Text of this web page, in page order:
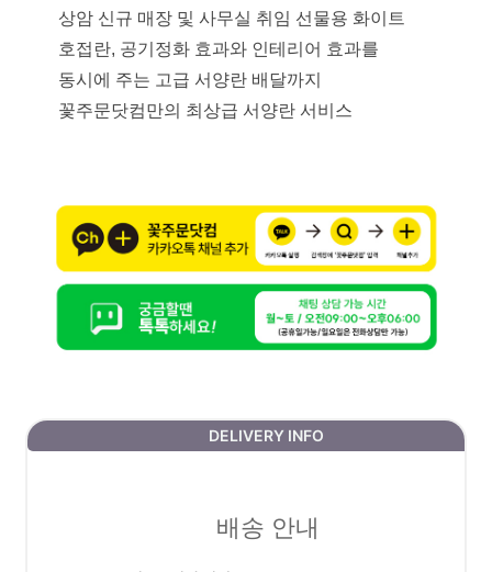
상암 신규 매장 및 사무실 취임 선물용 화이트
호접란, 공기정화 효과와 인테리어 효과를
동시에 주는 고급 서양란 배달까지
꽃주문닷컴만의 최상급 서양란 서비스
DELIVERY INFO
배송 안내